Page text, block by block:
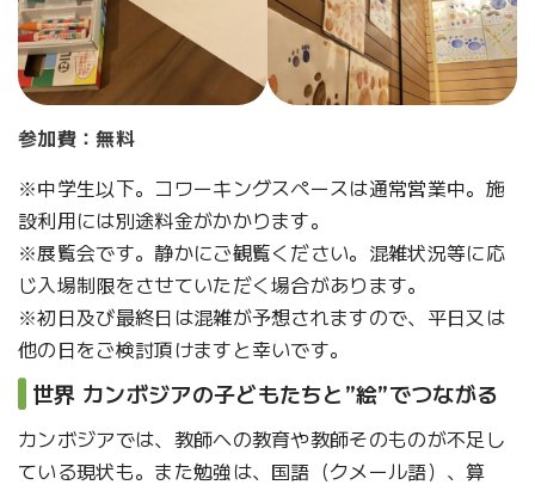
参加費：無料
※中学生以下。コワーキングスペースは通常営業中。施
設利用には別途料金がかかります。
※展覧会です。静かにご観覧ください。混雑状況等に応
じ入場制限をさせていただく場合があります。
※初日及び最終日は混雑が予想されますので、平日又は
他の日をご検討頂けますと幸いです。
世界 カンボジアの子どもたちと”絵”でつながる
カンボジアでは、教師への教育や教師そのものが不足し
ている現状も。また勉強は、国語（クメール語）、算